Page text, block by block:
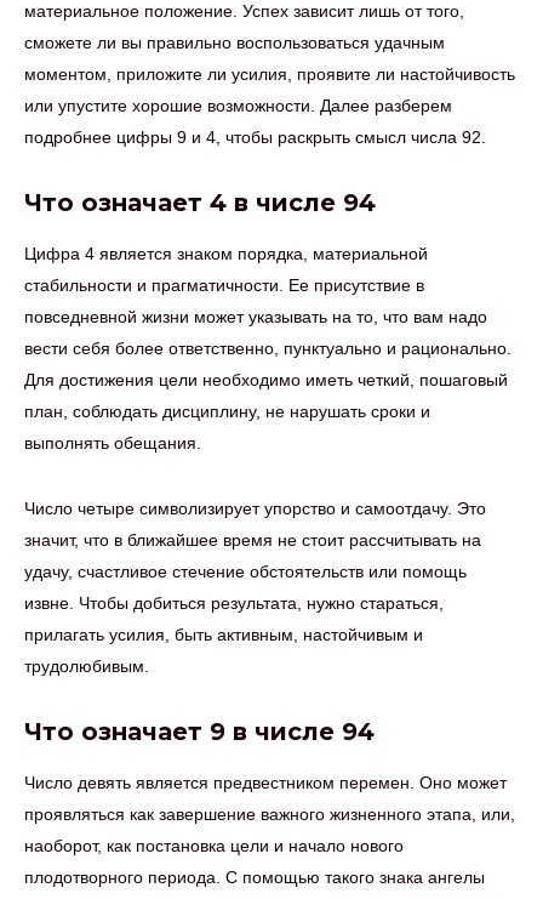
материальное положение. Успех зависит лишь от того,
сможете ли вы правильно воспользоваться удачным
моментом, приложите ли усилия, проявите ли настойчивость
или упустите хорошие возможности. Далее разберем
подробнее цифры 9 и 4, чтобы раскрыть смысл числа 92.
Что означает 4 в числе 94
Цифра 4 является знаком порядка, материальной
стабильности и прагматичности. Ее присутствие в
повседневной жизни может указывать на то, что вам надо
вести себя более ответственно, пунктуально и рационально.
Для достижения цели необходимо иметь четкий, пошаговый
план, соблюдать дисциплину, не нарушать сроки и
выполнять обещания.
Число четыре символизирует упорство и самоотдачу. Это
значит, что в ближайшее время не стоит рассчитывать на
удачу, счастливое стечение обстоятельств или помощь
извне. Чтобы добиться результата, нужно стараться,
прилагать усилия, быть активным, настойчивым и
трудолюбивым.
Что означает 9 в числе 94
Число девять является предвестником перемен. Оно может
проявляться как завершение важного жизненного этапа, или,
наоборот, как постановка цели и начало нового
плодотворного периода. С помощью такого знака ангелы